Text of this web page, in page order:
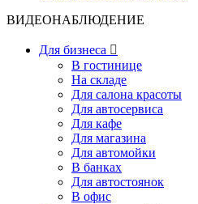
ВИДЕОНАБЛЮДЕНИЕ
Для бизнеса 
В гостинице
На складе
Для салона красоты
Для автосервиса
Для кафе
Для магазина
Для автомойки
В банках
Для автостоянок
В офис